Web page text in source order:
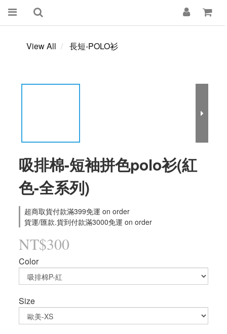
View All 長短-POLO衫
吸排棉-短袖拼色polo衫(紅
色-全系列)
超商取貨付款滿399免運 on order
貨運/匯款.貨到付款滿3000免運 on order
NT$300
Color
Size